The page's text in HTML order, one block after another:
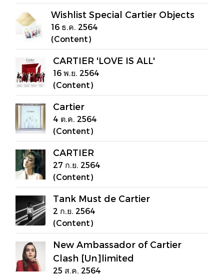
Wishlist Special Cartier Objects
16 ธ.ค. 2564
(Content)
CARTIER 'LOVE IS ALL'
16 พ.ย. 2564
(Content)
Cartier
4 ต.ค. 2564
(Content)
CARTIER
27 ก.ย. 2564
(Content)
Tank Must de Cartier
2 ก.ย. 2564
(Content)
New Ambassador of Cartier
Clash [Un]limited
25 ส.ค. 2564